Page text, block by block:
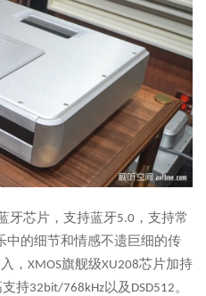
牙芯片，支持蓝牙5.0，支持常
中的细节和情感不遗巨细的传
，XMOS旗舰级XU208芯片加持
持32bit/768kHz以及DSD512。